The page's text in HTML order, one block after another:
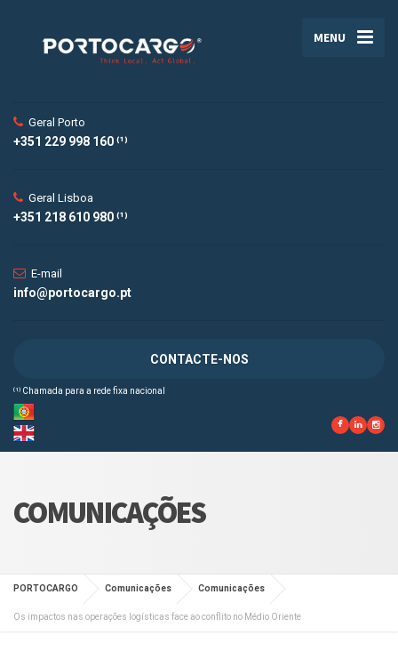
MENU
Geral Porto
+351 229 998 160 ⁽¹⁾
Geral Lisboa
+351 218 610 980 ⁽¹⁾
E-mail
info@portocargo.pt
CONTACTE-NOS
⁽¹⁾ Chamada para a rede fixa nacional
COMUNICAÇÕES
PORTOCARGO Comunicações Comunicações
Os impactos nas operações logísticas face ao conflito no Médio Oriente